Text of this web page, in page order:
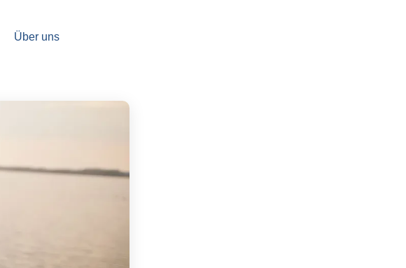
Über uns